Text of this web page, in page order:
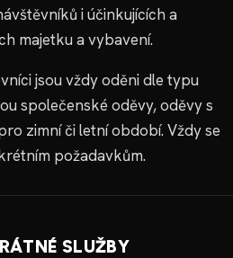
i účinkujících a
majetku a vybavení.
jsou vždy oděni dle typu
společenské oděvy, oděvy s
zimní či letní období. Vždy se
požadavkům.
SLUŽBY